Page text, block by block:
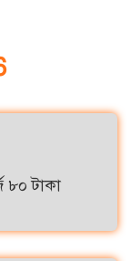
৮০ টাকা